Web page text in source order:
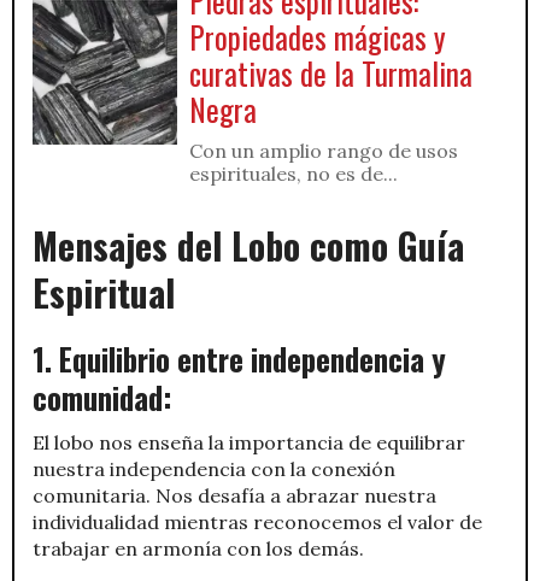
Propiedades mágicas y
curativas de la Turmalina
Negra
Con un amplio rango de usos
espirituales, no es de...
Mensajes del Lobo como Guía
Espiritual
1. Equilibrio entre independencia y
comunidad:
El lobo nos enseña la importancia de equilibrar
nuestra independencia con la conexión
comunitaria. Nos desafía a abrazar nuestra
individualidad mientras reconocemos el valor de
trabajar en armonía con los demás.